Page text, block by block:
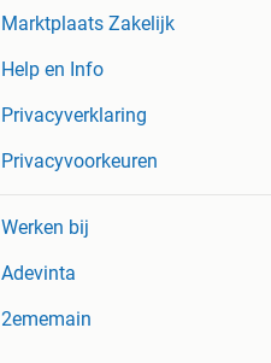
Marktplaats Zakelijk
Help en Info
Privacyverklaring
Privacyvoorkeuren
Werken bij
Adevinta
2ememain